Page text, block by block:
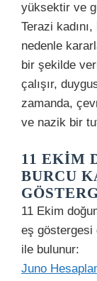
yüksektir ve
Terazi
nedenle
bir şekilde
çalışır,
zamanda,
ve nazik bir
11 EKIM
BURCU
11 Ekim
eş göstergesi
ile bulunur:
Juno